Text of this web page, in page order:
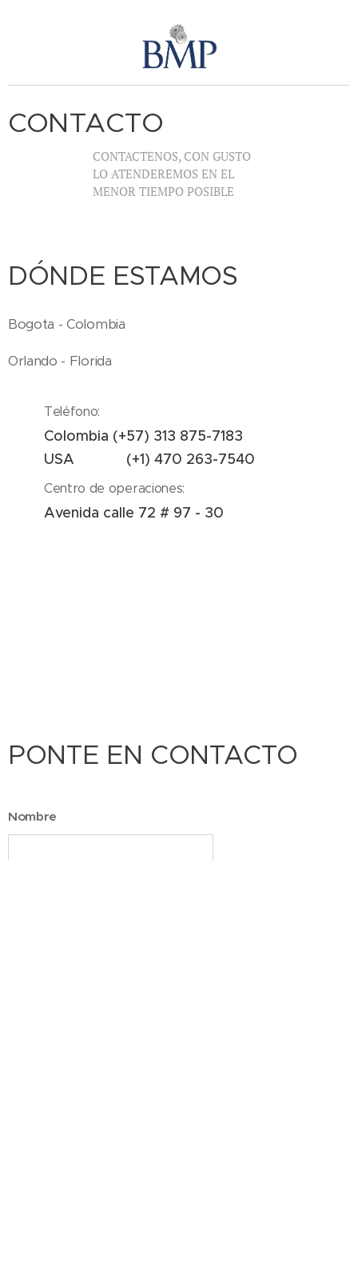
CONTACTO
CONTACTENOS, CON GUSTO
LO ATENDEREMOS EN EL
MENOR TIEMPO POSIBLE
DÓNDE ESTAMOS
Bogota - Colombia
Orlando - Florida
Teléfono:
Colombia (+57) 313 875-7183
USA (+1) 470 263-7540
Centro de operaciones:
Avenida calle 72 # 97 - 30
PONTE EN CONTACTO
Nombre